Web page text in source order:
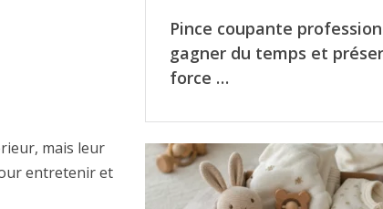
mais leur
entretenir et
Pince coupante
gagner du temps et
force …